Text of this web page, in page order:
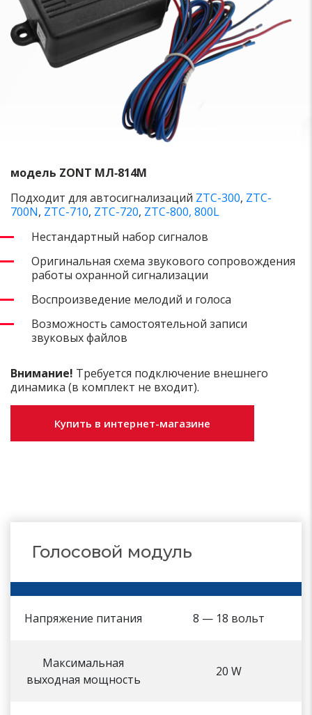
модель ZONT МЛ‑814M
Подходит для автосигнализаций ZTC-300, ZTC-
700N, ZTC-710, ZTC-720, ZTC-800, 800L
Нестандартный набор сигналов
Оригинальная схема звукового сопровождения
работы охранной сигнализации
Воспроизведение мелодий и голоса
Возможность самостоятельной записи
звуковых файлов
Внимание! Требуется подключение внешнего
динамика (в комплект не входит).
Купить в интернет-магазине
Голосовой модуль
Напряжение питания 8 — 18 вольт
Максимальная
выходная мощность
20 W